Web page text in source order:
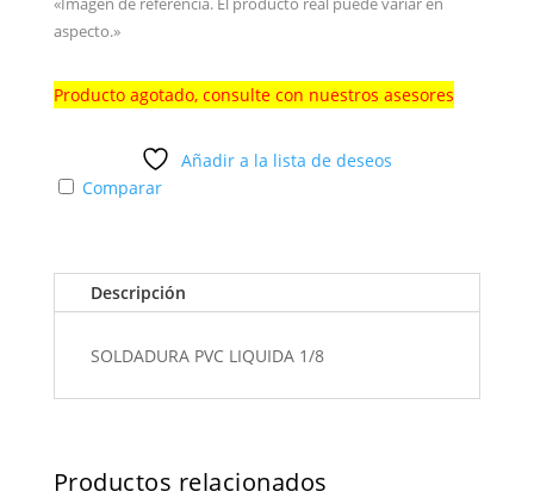
aspecto.»
Producto agotado, consulte con nuestros asesores
Añadir a la lista de deseos
Comparar
Descripción
SOLDADURA PVC LIQUIDA 1/8
Productos relacionados